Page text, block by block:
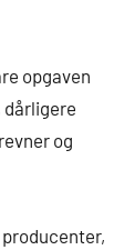
opgaven
dårligere
og